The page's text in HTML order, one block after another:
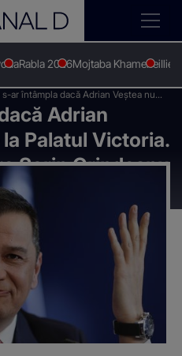
Rabla 2026Mojtaba KhameneiIlie
s-ar întâmpla dacă Adrian Veștea nu
la Palatul Victoria. Scenariul prin
Sorin Grindeanu ar putea să fie
premier
Adrian
Palatul Victoria.
Sorin Grindeanu
premier